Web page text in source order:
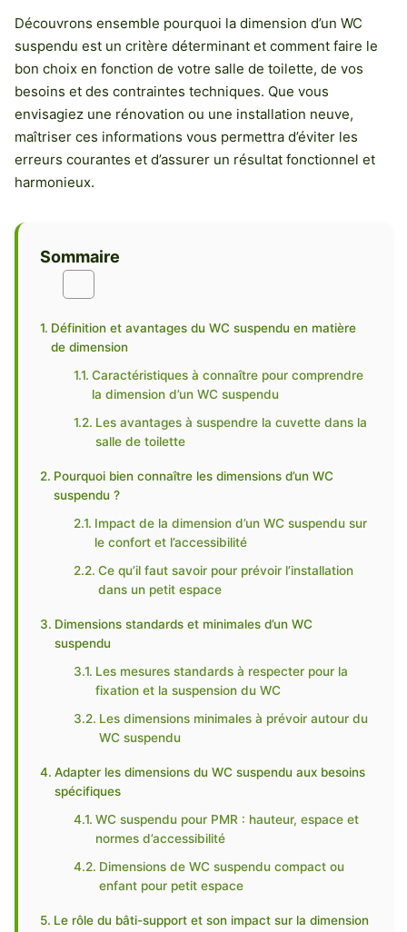
Découvrons ensemble pourquoi la dimension d’un WC
suspendu est un critère déterminant et comment faire le
bon choix en fonction de votre salle de toilette, de vos
besoins et des contraintes techniques. Que vous
envisagiez une rénovation ou une installation neuve,
maîtriser ces informations vous permettra d’éviter les
erreurs courantes et d’assurer un résultat fonctionnel et
harmonieux.
Sommaire
Définition et avantages du WC suspendu en matière
de dimension
Caractéristiques à connaître pour comprendre
la dimension d’un WC suspendu
Les avantages à suspendre la cuvette dans la
salle de toilette
Pourquoi bien connaître les dimensions d’un WC
suspendu ?
Impact de la dimension d’un WC suspendu sur
le confort et l’accessibilité
Ce qu’il faut savoir pour prévoir l’installation
dans un petit espace
Dimensions standards et minimales d’un WC
suspendu
Les mesures standards à respecter pour la
fixation et la suspension du WC
Les dimensions minimales à prévoir autour du
WC suspendu
Adapter les dimensions du WC suspendu aux besoins
spécifiques
WC suspendu pour PMR : hauteur, espace et
normes d’accessibilité
Dimensions de WC suspendu compact ou
enfant pour petit espace
Le rôle du bâti-support et son impact sur la dimension